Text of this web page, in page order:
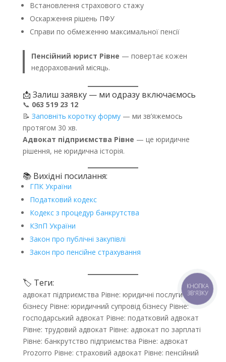
Встановлення страхового стажу
Оскарження рішень ПФУ
Справи по обмеженню максимальної пенсії
Пенсійний юрист Рівне — повертає кожен
недорахований місяць.
📩 Залиш заявку — ми одразу включаємось
📞 063 519 23 12
📝 Заповніть коротку форму— ми зв’яжемось
протягом 30 хв.
Адвокат підприємства Рівне — це юридичне
рішення, не юридична історія.
📚 Вихідні посилання:
ГПК України
Податковий кодекс
Кодекс з процедур банкрутства
КЗпП України
Закон про публічні закупівлі
Закон про пенсійне страхування
🏷️ Теги:
адвокат підприємства Рівне: юридичні послуги для
бізнесу Рівне: юридичний супровід бізнесу Рівне:
господарський адвокат Рівне: податковий адвокат
Рівне: трудовий адвокат Рівне: адвокат по зарплаті
Рівне: банкрутство підприємства Рівне: адвокат
Prozorro Рівне: страховий адвокат Рівне: пенсійний
КНОПКА
ЗВ'ЯЗКУ